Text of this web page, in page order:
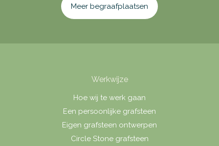
Meer begraafplaatsen
Werkwijze
Hoe wij te werk gaan
Een persoonlijke grafsteen
Eigen grafsteen ontwerpen
Circle Stone grafsteen